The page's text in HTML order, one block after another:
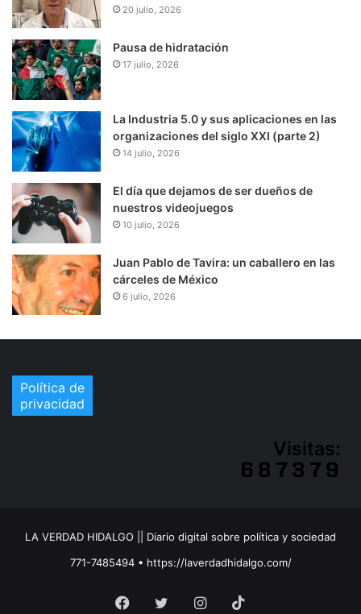
20 julio, 2026
Pausa de hidratación
17 julio, 2026
La Industria 5.0 y sus aplicaciones en las
organizaciones del siglo XXI (parte 2)
14 julio, 2026
El día que dejamos de ser dueños de
nuestros videojuegos
10 julio, 2026
Juan Pablo de Tavira: un caballero en las
cárceles de México
6 julio, 2026
Política de
privacidad
Visitas:
LA VERDAD HIDALGO || Diario digital sobre política y sociedad
771-7485494 • https://laverdadhidalgo.com/
Facebook
TwitterInstagram